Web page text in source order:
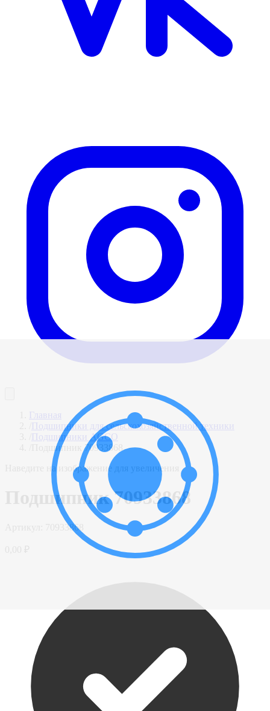
Главная
Подшипники для сельскохозяйственной техники
Подшипники AGCO
Подшипник 70933868
Наведите на изображение для увеличения
Подшипник 70933868
70933868